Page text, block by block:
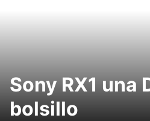
Sony RX1 una
bolsillo